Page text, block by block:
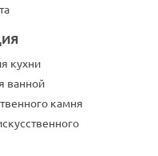
кухни
ванной
камня